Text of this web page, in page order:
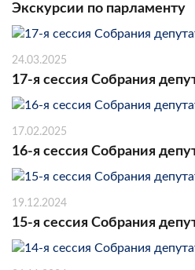
Экскурсии по парламенту
24.03.2025
17-я сессия Собрания
17.02.2025
16-я сессия Собрания
19.12.2024
15-я сессия Собрания